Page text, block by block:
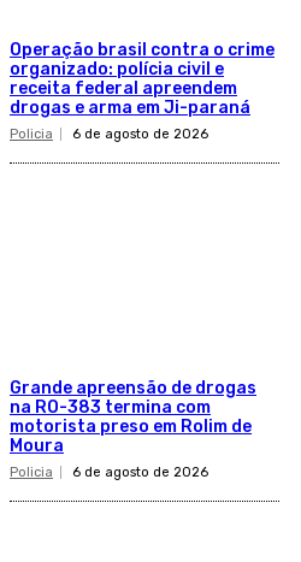
Operação brasil contra o crime
organizado: polícia civil e
receita federal apreendem
drogas e arma em Ji-paraná
Policia 6 de agosto de 2026
Grande apreensão de drogas
na RO-383 termina com
motorista preso em Rolim de
Moura
Policia 6 de agosto de 2026